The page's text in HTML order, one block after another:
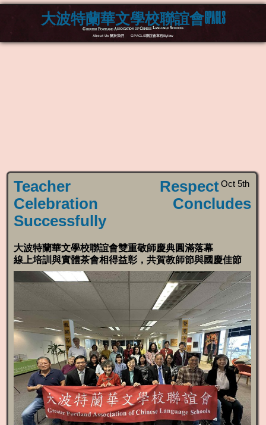
大波特蘭華文學校聯誼會GPACLS
Greater Portland Association of Chinese Language Schools
About Us 關於我們 GPACLS聯誼會章程Bylaw
Oct 5th
Teacher Respect
Celebration Concludes
Successfully
大波特蘭華文學校聯誼會雙重敬師慶典圓滿落幕
線上培訓與實體茶會相得益彰，共賀教師節與國慶佳節